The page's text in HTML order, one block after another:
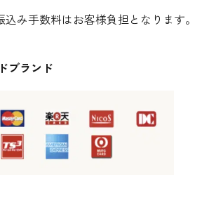
み手数料はお客様負担となります。
ブランド